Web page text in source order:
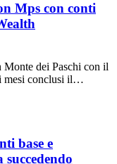
Mps con conti
Monte dei Paschi con il
mesi conclusi il…
base e